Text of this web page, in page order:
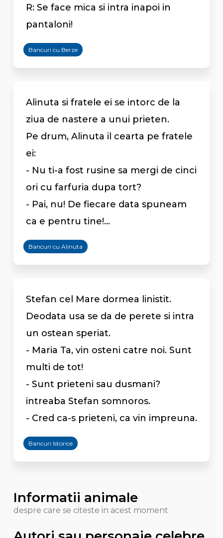
R: Se face mica si intra inapoi in
pantaloni!
Bancuri cu Berze
Alinuta si fratele ei se intorc de la
ziua de nastere a unui prieten.
Pe drum, Alinuta il cearta pe fratele
ei:
- Nu ti-a fost rusine sa mergi de cinci
ori cu farfuria dupa tort?
- Pai, nu! De fiecare data spuneam
ca e pentru tine!...
Bancuri cu Alinuta
Stefan cel Mare dormea linistit.
Deodata usa se da de perete si intra
un ostean speriat.
- Maria Ta, vin osteni catre noi. Sunt
multi de tot!
- Sunt prieteni sau dusmani?
intreaba Stefan somnoros.
- Cred ca-s prieteni, ca vin impreuna.
Bancuri Istorice
Informatii animale
despre care se citeste in acest moment